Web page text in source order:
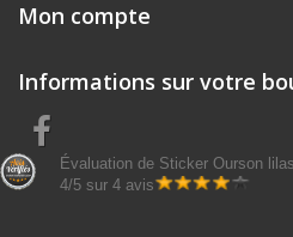
Mon compte
Informations sur votre
Évaluation de Sticker Ourson lilas
4/5 sur 4 avis